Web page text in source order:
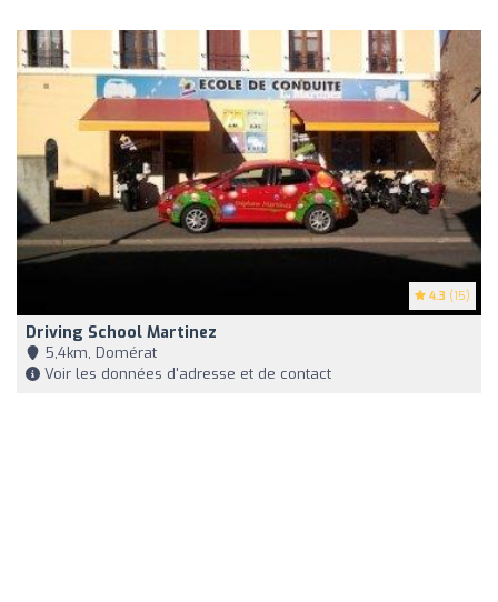
4.3 (15)
Driving School Martinez
5,4km, Domérat
Voir les données d'adresse et de contact